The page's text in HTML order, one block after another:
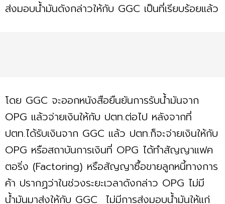
ส่งมอบน้ำมันดังกล่าวให้กับ GGC เป็นที่เรียบร้อยแล้ว
โดย GGC จะออกหนังสือยืนยันการรับน้ำมันจาก
OPG แล้วจ่ายเงินให้กับ ปตท.ต่อไป หลังจากที่
ปตท.ได้รับเงินจาก GGC แล้ว ปตท.ก็จะจ่ายเงินให้กับ
OPG หรือสถาบันการเงินที่ OPG ได้ทำสัญญาแฟค
ตอริ่ง (Factoring) หรือสัญญาซื้อขายลูกหนี้ทางการ
ค้า ปรากฏว่าในช่วงระยะเวลาดังกล่าว OPG ไม่มี
น้ำมันมาส่งให้กับ GGC ไม่มีการส่งมอบน้ำมันให้แก่